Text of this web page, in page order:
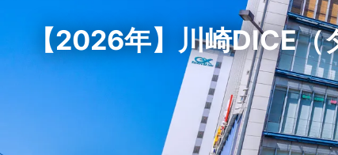
【2026年】川崎DICE